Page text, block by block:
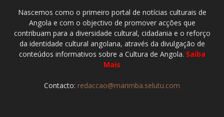
Nascemos como o primeiro portal de notícias culturais de
Angola e com o objectivo de promover acções que
contribuam para a diversidade cultural, cidadania e o reforço
da identidade cultural angolana, através da divulgação de
conteúdos informativos sobre a Cultura de Angola. Saiba
Mais
Contacto: redaccao@marimba.selutu.com